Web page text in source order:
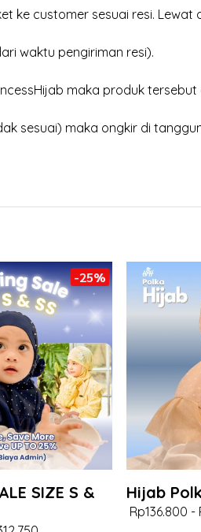
ke customer sesuai resi.
waktu pengiriman resi).
maka produk
sesuai) maka ongkir di
-25%
SIZE S &
Hijab
Rp136.800 -